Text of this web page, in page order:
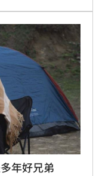
年好兄弟